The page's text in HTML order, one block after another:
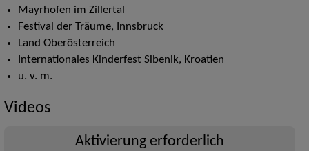
Mayrhofen im Zillertal
Festival der Träume, Innsbruck
Land Oberösterreich
Internationales Kinderfest Sibenik, Kroatien
u. v. m.
Videos
Aktivierung erforderlich